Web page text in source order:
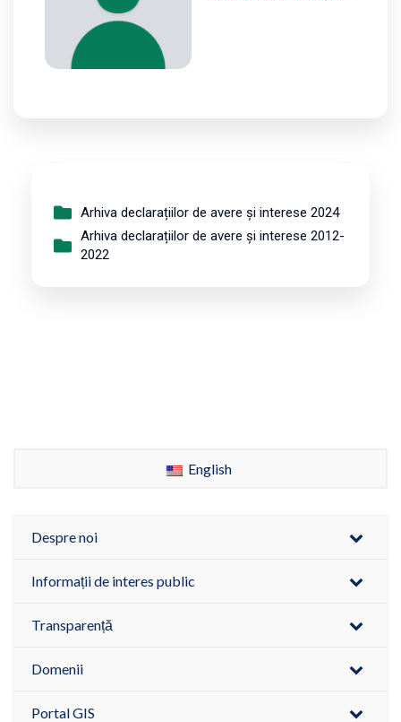
Arhiva declarațiilor de avere și interese 2024
Arhiva declarațiilor de avere și interese 2012-
2022
English
Despre noi
Informații de interes public
Transparență
Domenii
Portal GIS